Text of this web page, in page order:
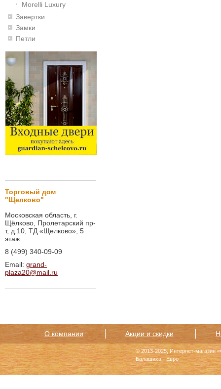
Morelli Luxury
Завертки
Замки
Петли
Торговый дом
"Щелково"
Московская область, г.
Щёлково, Пролетарский пр-
т, д.10, ТД «Щелково», 5
этаж
8 (499) 340-09-09
Email: grand-
plaza20@mail.ru
О компании Акции и скидки
© 2013-2025, Интернет-магазин
Балашиха - Евро